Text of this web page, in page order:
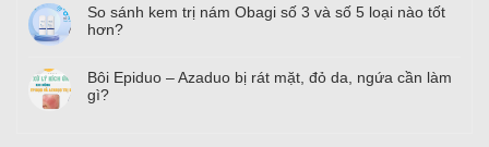
So sánh kem trị nám Obagi số 3 và số 5 loại nào tốt
hơn?
Bôi Epiduo – Azaduo bị rát mặt, đỏ da, ngứa cần làm
gì?